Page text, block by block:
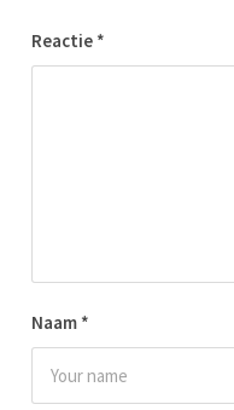
Reactie *
Naam *